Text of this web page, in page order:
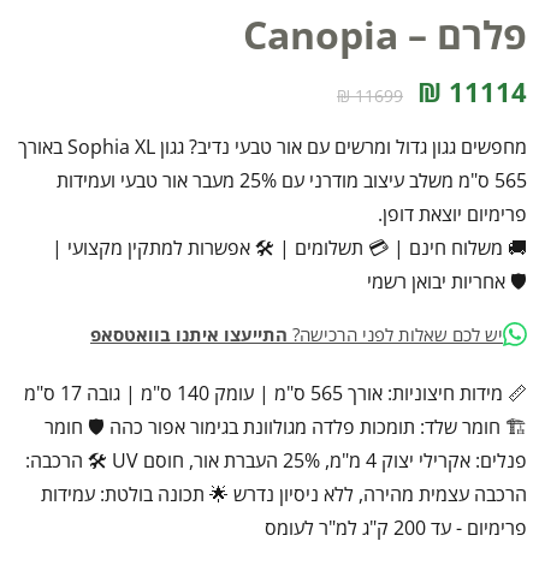
פלרם – Canopia
11114 ₪
11699 ₪
מחפשים גגון גדול ומרשים עם אור טבעי נדיב? גגון Sophia XL באורך
565 ס"מ משלב עיצוב מודרני עם 25% מעבר אור טבעי ועמידות
פרימיום יוצאת דופן.
🚚 משלוח חינם | 💳 תשלומים | 🛠️ אפשרות למתקין מקצועי |
🛡️ אחריות יבואן רשמי
יש לכם שאלות לפני הרכישה? התייעצו איתנו בוואטסאפ
📏 מידות חיצוניות: אורך 565 ס"מ | עומק 140 ס"מ | גובה 17 ס"מ
🏗️ חומר שלד: תומכות פלדה מגולוונת בגימור אפור כהה 🛡️ חומר
פנלים: אקרילי יצוק 4 מ"מ, 25% העברת אור, חוסם UV 🛠️ הרכבה:
הרכבה עצמית מהירה, ללא ניסיון נדרש 🌟 תכונה בולטת: עמידות
פרימיום - עד 200 ק"ג למ"ר לעומס